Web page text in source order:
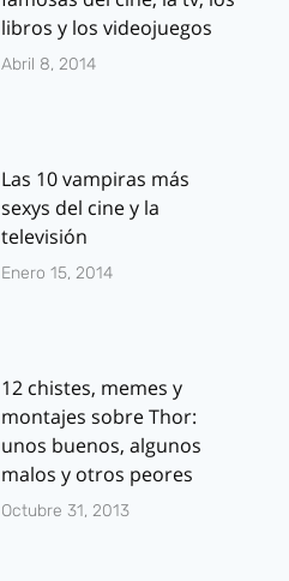
libros y los videojuegos
Abril 8, 2014
Las 10 vampiras más
sexys del cine y la
televisión
Enero 15, 2014
12 chistes, memes y
montajes sobre Thor:
unos buenos, algunos
malos y otros peores
Octubre 31, 2013